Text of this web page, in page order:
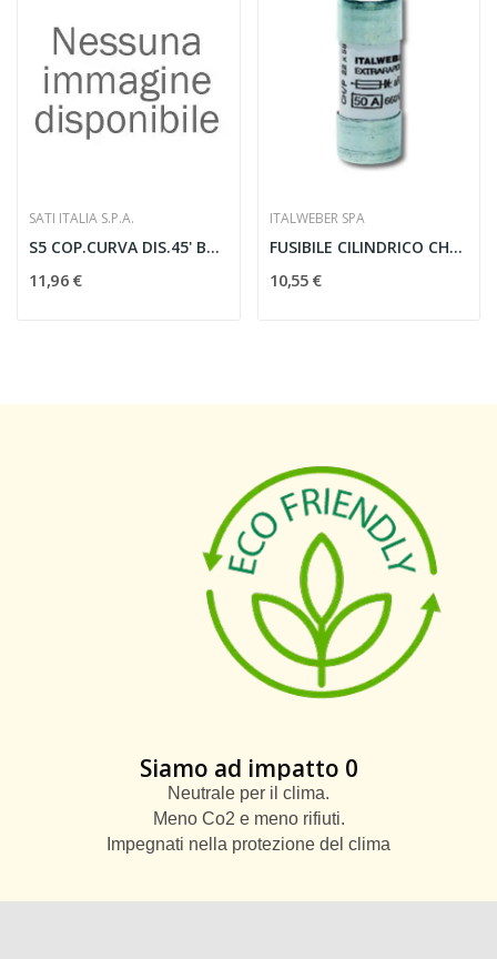
SATI ITALIA S.P.A.
S5 COP.CURVA DIS.45' B400X80ZS
11,96 €
ITALWEBER SPA
FUSIBILE CILINDRICO CH22 AR 20A 690V -...
10,55 €
Siamo ad impatto 0
Neutrale per il clima.
Meno Co2 e meno rifiuti.
Impegnati nella protezione del clima